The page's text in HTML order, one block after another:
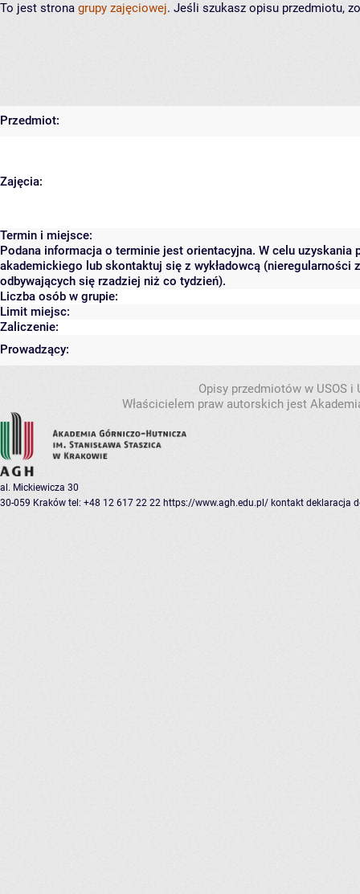
To jest strona grupy zajęciowej. Jeśli szukasz opisu przedmiotu,
Przedmiot:
Zajęcia:
Termin i miejsce:
Podana informacja o terminie jest orientacyjna. W celu
akademickiego lub skontaktuj się z wykładowcą (nieregularności
odbywających się rzadziej niż co tydzień).
Liczba osób w grupie:
Limit miejsc:
Zaliczenie:
Prowadzący:
Opisy przedmiotów w USOS
Właścicielem praw autorskich jest
al. Mickiewicza 30
30-059 Kraków tel: +48 12 617 22 22 https://www.agh.edu.pl/ kontakt deklaracja